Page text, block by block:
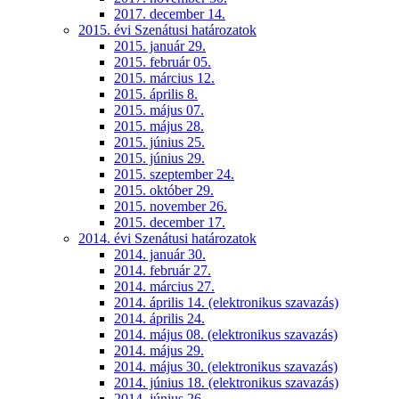
2017. december 14.
2015. évi Szenátusi határozatok
2015. január 29.
2015. február 05.
2015. március 12.
2015. április 8.
2015. május 07.
2015. május 28.
2015. június 25.
2015. június 29.
2015. szeptember 24.
2015. október 29.
2015. november 26.
2015. december 17.
2014. évi Szenátusi határozatok
2014. január 30.
2014. február 27.
2014. március 27.
2014. április 14. (elektronikus szavazás)
2014. április 24.
2014. május 08. (elektronikus szavazás)
2014. május 29.
2014. május 30. (elektronikus szavazás)
2014. június 18. (elektronikus szavazás)